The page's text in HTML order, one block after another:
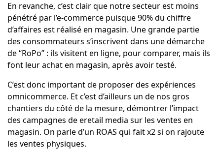
En revanche, c’est clair que notre secteur est moins
pénétré par l’e-commerce puisque 90% du chiffre
d’affaires est réalisé en magasin. Une grande partie
des consommateurs s’inscrivent dans une démarche
de “RoPo” : ils visitent en ligne, pour comparer, mais ils
font leur achat en magasin, après avoir testé.
C’est donc important de proposer des expériences
omnicommerce. Et c’est d’ailleurs un de nos gros
chantiers du côté de la mesure, démontrer l’impact
des campagnes de eretail media sur les ventes en
magasin. On parle d’un ROAS qui fait x2 si on rajoute
les ventes physiques.